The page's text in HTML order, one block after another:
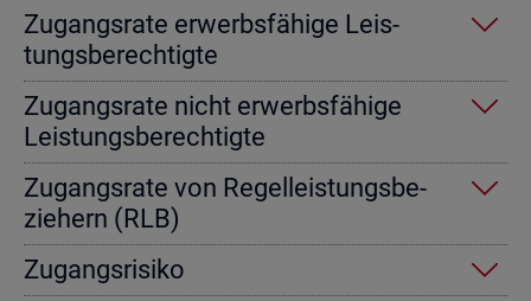
Zu­gangs­ra­te er­werbs­fä­hi­ge Leis­
tungs­be­rech­tig­te
Zu­gangs­ra­te nicht er­werbs­fä­hi­ge
Leis­tungs­be­rech­tig­te
Zu­gangs­ra­te von Re­gel­leis­tungs­be­
zie­hern (RLB)
Zu­gangs­ri­si­ko